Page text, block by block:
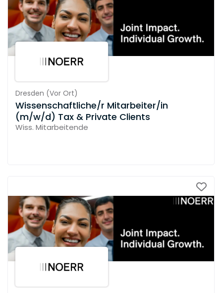
Dresden (Vor Ort)
Wissenschaftliche/r Mitarbeiter/in
(m/w/d) Tax & Private Clients
Wiss. Mitarbeitende